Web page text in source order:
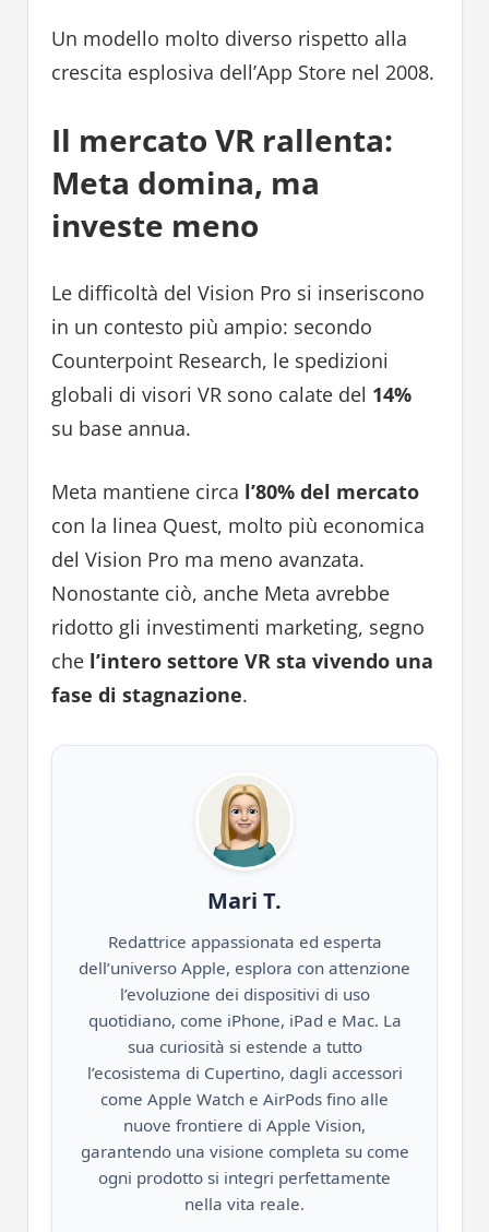
Un modello molto diverso rispetto alla
crescita esplosiva dell’App Store nel 2008.
Il mercato VR rallenta:
Meta domina, ma
investe meno
Le difficoltà del Vision Pro si inseriscono
in un contesto più ampio: secondo
Counterpoint Research, le spedizioni
globali di visori VR sono calate del 14%
su base annua.
Meta mantiene circa l’80% del mercato
con la linea Quest, molto più economica
del Vision Pro ma meno avanzata.
Nonostante ciò, anche Meta avrebbe
ridotto gli investimenti marketing, segno
che l’intero settore VR sta vivendo una
fase di stagnazione.
Mari T.
Redattrice appassionata ed esperta
dell’universo Apple, esplora con attenzione
l’evoluzione dei dispositivi di uso
quotidiano, come iPhone, iPad e Mac. La
sua curiosità si estende a tutto
l’ecosistema di Cupertino, dagli accessori
come Apple Watch e AirPods fino alle
nuove frontiere di Apple Vision,
garantendo una visione completa su come
ogni prodotto si integri perfettamente
nella vita reale.